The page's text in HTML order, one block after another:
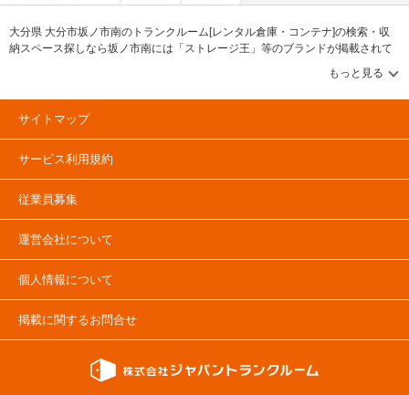
大分県 大分市坂ノ市南のトランクルーム[レンタル倉庫・コンテナ]の検索・収
納スペース探しなら坂ノ市南には「ストレージ王」等のブランドが掲載されて
備・24時間出し入れ可能などの希望条件で絞込み！豊富な物件数から様々な方
法でご希望の収納スペースを簡単に探せるトランクルーム情報サイトです。坂
ノ市南で気になるトランクルームを見つけたら、メールか電話でお問合せが可
サイトマップ
サービス利用規約
従業員募集
運営会社について
個人情報について
掲載に関するお問合せ